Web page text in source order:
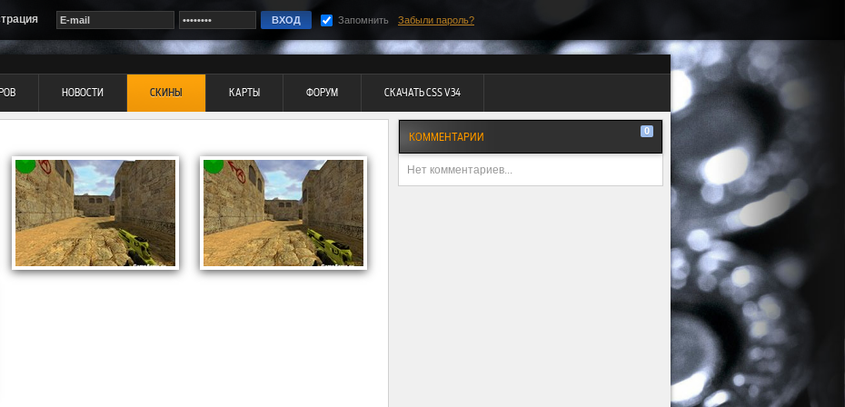
Запомнить Забыли пароль?
НОВОСТИ СКИНЫ КАРТЫ ФОРУМ СКАЧАТЬ CSS V34
КОММЕНТАРИИ 0
Нет комментариев...